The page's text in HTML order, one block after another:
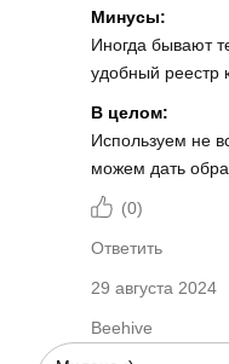
Минусы:
Иногда бывают
удобный реестр
В целом:
Используем не
можем дать
(0)
Ответить
29 августа 2024
Beehive